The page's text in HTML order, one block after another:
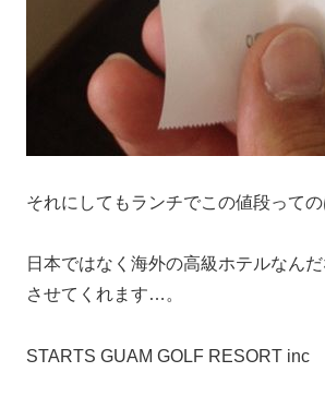
それにしてもランチでこの値段って
日本ではなく海外の高級ホテルなん
させてくれます…。
STARTS GUAM GOLF RESORT inc